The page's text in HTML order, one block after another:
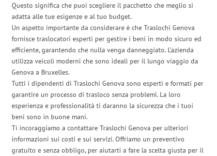
Questo significa che puoi scegliere il pacchetto che meglio si
adatta alle tue esigenze e al tuo budget.
Un aspetto importante da considerare è che Traslochi Genova
fornisce traslocatori esperti per gestire i beni in modo sicuro ed
efficiente, garantendo che nulla venga danneggiato. L’azienda
utilizza veicoli moderni che sono ideali per il lungo viaggio da
Genova a Bruxelles.
Tutti i dipendenti di Traslochi Genova sono esperti e formati per
garantire un processo di trasloco senza problemi. La loro
esperienza e professionalità ti daranno la sicurezza che i tuoi
beni sono in buone mani.
Ti incoraggiamo a contattare Traslochi Genova per ulteriori
informazioni sui costi e sui servizi. Offriamo un preventivo
gratuito e senza obbligo, per aiutarti a fare la scelta giusta per il